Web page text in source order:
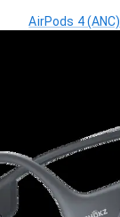
AirPods 4 (ANC)